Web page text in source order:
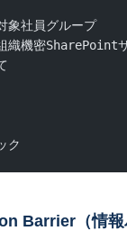
象社員グループ
織機密SharePoint
ク
Barrier（情報